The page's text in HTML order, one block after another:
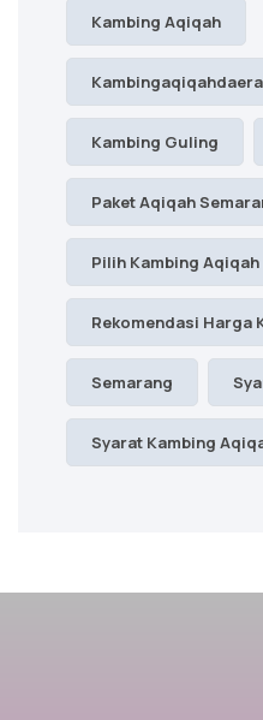
Kambing Aqiqah
Kambing Guling
Paket Aqiqah
Pilih Kambing Aqiqah
Rekomendasi Harga
Semarang
Syarat Kambing